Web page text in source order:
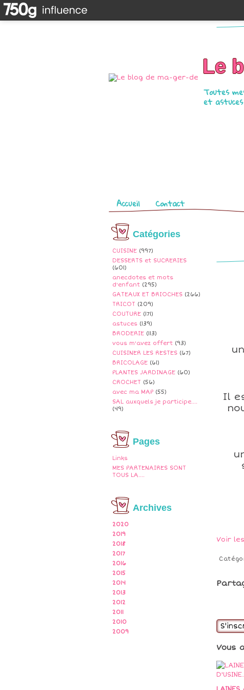
Le
Toutes
et astuces
Pages
Accueil Contact
Catégories
CUISINE (997)
DESSERTS et SUCRERIES
(601)
anecdotes et mots
d'enfant (295)
GATEAUX ET BRIOCHES (266)
TRICOT (209)
COUTURE (171)
astuces (139)
BRODERIE (113)
vous m'avez offert (93)
CUISINER LES RESTES (67)
BRICOLAGE (61)
PLANTES JARDINAGE (60)
CROCHET (56)
avec ma MAP (55)
SAL auxquels je participe....
(49)
Pages
Links
MES PARTENAIRES SONT
TOUS LA....
Archives
2020
2019
2018
2017
2016
2015
2014
2013
2012
2011
2010
2009
Il
Voir
Vous